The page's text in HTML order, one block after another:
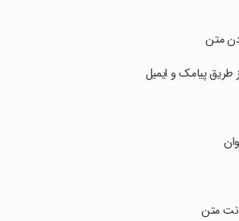
متن
طریق پیامک و ایمیل
متن